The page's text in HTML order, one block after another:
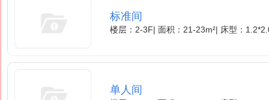
标准间
楼层：2-3F| 面积：21-23m²| 床型：
单人间